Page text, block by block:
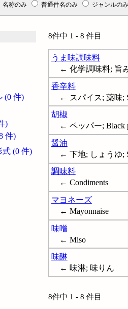
名称のみ 普通件名のみ ジャンルのみ
(0 件)
)
件)
式 (0 件)
8件中 1 - 8 件目
うま味調味料
← 化学調味料; 旨
香辛料
← スパイス; 薬味;
胡椒
← ペッパー; Black
醤油
← 下地; しょうゆ;
調味料
← Condiments
マヨネーズ
← Mayonnaise
味噌
← Miso
味醂
← 味淋; 味りん
8件中 1 - 8 件目